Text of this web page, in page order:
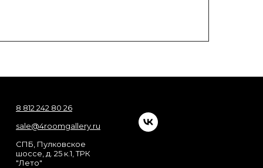
8 812 242 80 26
sale@4roomgallery.ru
СПБ, Пулковское
шоссе, д. 25 к.1, ТРК
"Лето"